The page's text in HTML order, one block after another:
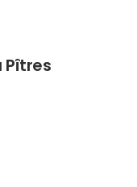
Pîtres